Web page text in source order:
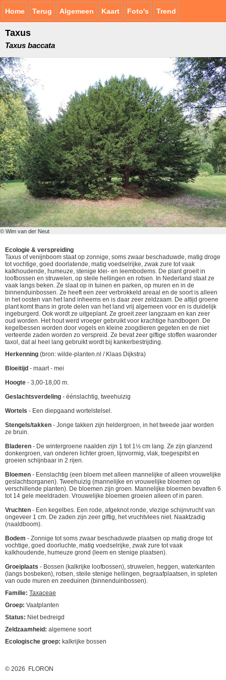
Home Terug Algemeen Kaart Foto's Trend
Taxus
Taxus baccata
© Wim van der Neut
Ecologie & verspreiding
Taxus of venijnboom staat op zonnige, soms zwaar beschaduwde, matig droge
tot vochtige, goed doorlatende, matig voedselrijke, zwak zure tot vaak
kalkhoudende, humeuze, stenige klei- en leembodems. De plant groeit in
loofbossen en struwelen, op steile hellingen en rotsen. In Nederland staat ze
vaak langs beken. Ze slaat op in tuinen en parken, op muren en in de
binnenduinbossen. Ze heeft een zeer verbrokkeld areaal en de soort is alleen
in het oosten van het land inheems en is daar zeer zeldzaam. De altijd groene
plant komt thans in grote delen van het land vrij algemeen voor en is duidelijk
ingeburgerd. Ook wordt ze uitgeplant. Ze groeit zeer langzaam en kan zeer
oud worden. Het hout werd vroeger gebruikt voor krachtige handbogen. De
kegelbessen worden door vogels en kleine zoogdieren gegeten en de niet
verteerde zaden worden zo verspreid. Ze bevat zeer giftige stoffen waaronder
taxol, dat al heel lang gebruikt wordt bij kankerbestrijding.
Herkenning (bron: wilde-planten.nl / Klaas Dijkstra)
Bloeitijd - maart - mei
Hoogte - 3,00-18,00 m.
Geslachtsverdeling - éénslachtig, tweehuizig
Wortels - Een diepgaand wortelstelsel.
Stengels/takken - Jonge takken zijn heldergroen, in het tweede jaar worden
ze bruin.
Bladeren - De wintergroene naalden zijn 1 tot 1½ cm lang. Ze zijn glanzend
donkergroen, van onderen lichter groen, lijnvormig, vlak, toegespitst en
groeien schijnbaar in 2 rijen.
Bloemen - Eenslachtig (een bloem met alleen mannelijke of alleen vrouwelijke
geslachtsorganen). Tweehuizig (mannelijke en vrouwelijke bloemen op
verschillende planten). De bloemen zijn groen. Mannelijke bloemen bevatten 6
tot 14 gele meeldraden. Vrouwelijke bloemen groeien alleen of in paren.
Vruchten - Een kegelbes. Een rode, afgeknot ronde, vlezige schijnvrucht van
ongeveer 1 cm. De zaden zijn zeer giftig, het vruchtvlees niet. Naaktzadig
(naaldboom).
Bodem - Zonnige tot soms zwaar beschaduwde plaatsen op matig droge tot
vochtige, goed doorluchte, matig voedselrijke, zwak zure tot vaak
kalkhoudende, humeuze grond (leem en stenige plaatsen).
Groeiplaats - Bossen (kalkrijke loofbossen), struwelen, heggen, waterkanten
(langs bosbeken), rotsen, steile stenige hellingen, begraafplaatsen, in spleten
van oude muren en zeeduinen (binnenduinbossen).
Familie: Taxaceae
Groep: Vaatplanten
Status: Niet bedreigd
Zeldzaamheid: algemene soort
Ecologische groep: kalkrijke bossen
© 2026 FLORON